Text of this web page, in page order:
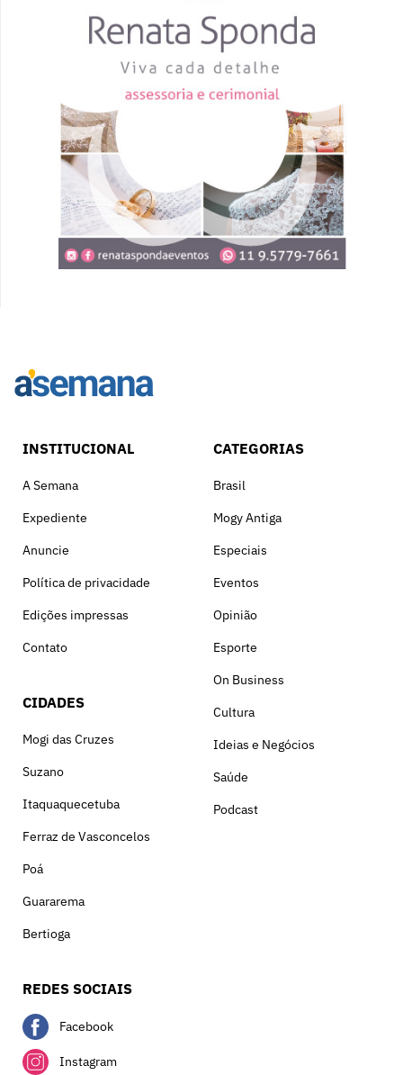
INSTITUCIONAL
A Semana
Expediente
Anuncie
Política de privacidade
Edições impressas
Contato
CIDADES
Mogi das Cruzes
Suzano
Itaquaquecetuba
Ferraz de Vasconcelos
Poá
Guararema
Bertioga
CATEGORIAS
Brasil
Mogy Antiga
Especiais
Eventos
Opinião
Esporte
On Business
Cultura
Ideias e Negócios
Saúde
Podcast
REDES SOCIAIS
Facebook
Instagram